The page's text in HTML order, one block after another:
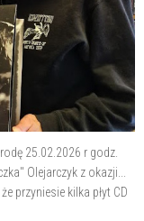
25.02.2026 r godz.
Olejarczyk z okazji...
przyniesie kilka płyt CD